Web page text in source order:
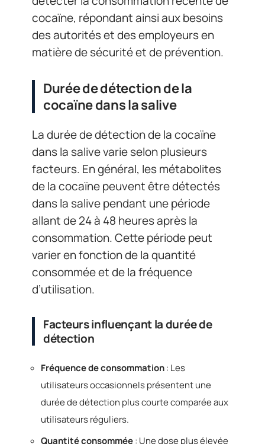
cocaïne, répondant ainsi aux besoins
des autorités et des employeurs en
matière de sécurité et de prévention.
Durée de détection de la
cocaïne dans la salive
La durée de détection de la cocaïne
dans la salive varie selon plusieurs
facteurs. En général, les métabolites
de la cocaïne peuvent être détectés
dans la salive pendant une période
allant de 24 à 48 heures après la
consommation. Cette période peut
varier en fonction de la quantité
consommée et de la fréquence
d’utilisation.
Facteurs influençant la durée de
détection
Fréquence de consommation: Les
utilisateurs occasionnels présentent une
durée de détection plus courte comparée aux
utilisateurs réguliers.
Quantité consommée: Une dose plus élevée